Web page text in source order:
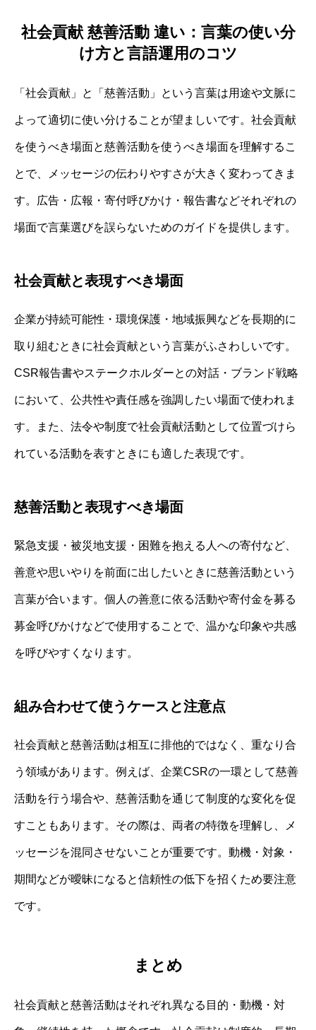
社会貢献 慈善活動 違い：言葉の使い分
け方と言語運用のコツ
「社会貢献」と「慈善活動」という言葉は用途や文脈に
よって適切に使い分けることが望ましいです。社会貢献
を使うべき場面と慈善活動を使うべき場面を理解するこ
とで、メッセージの伝わりやすさが大きく変わってきま
す。広告・広報・寄付呼びかけ・報告書などそれぞれの
場面で言葉選びを誤らないためのガイドを提供します。
社会貢献と表現すべき場面
企業が持続可能性・環境保護・地域振興などを長期的に
取り組むときに社会貢献という言葉がふさわしいです。
CSR報告書やステークホルダーとの対話・ブランド戦略
において、公共性や責任感を強調したい場面で使われま
す。また、法令や制度で社会貢献活動として位置づけら
れている活動を表すときにも適した表現です。
慈善活動と表現すべき場面
緊急支援・被災地支援・困難を抱える人への寄付など、
善意や思いやりを前面に出したいときに慈善活動という
言葉が合います。個人の善意に依る活動や寄付金を募る
募金呼びかけなどで使用することで、温かな印象や共感
を呼びやすくなります。
組み合わせて使うケースと注意点
社会貢献と慈善活動は相互に排他的ではなく、重なり合
う領域があります。例えば、企業CSRの一環として慈善
活動を行う場合や、慈善活動を通じて制度的な変化を促
すこともあります。その際は、両者の特徴を理解し、メ
ッセージを混同させないことが重要です。動機・対象・
期間などが曖昧になると信頼性の低下を招くため要注意
です。
まとめ
社会貢献と慈善活動はそれぞれ異なる目的・動機・対